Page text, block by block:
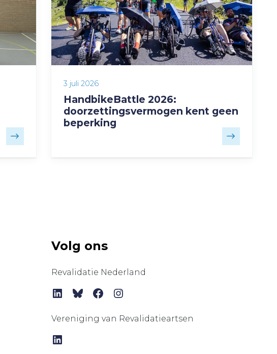
3 juli 2026
HandbikeBattle 2026:
doorzettingsvermogen kent geen
beperking
Volg ons
Revalidatie Nederland
LinkedIn
Bluesky
Facebook
Instagram
Vereniging van Revalidatieartsen
LinkedIn